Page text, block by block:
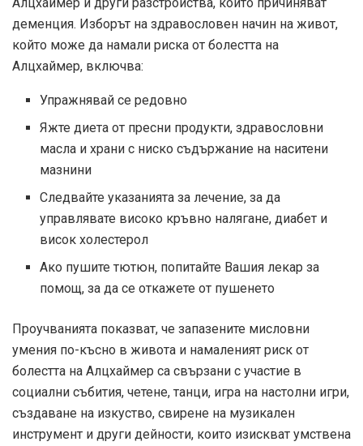
деменция. Изборът на здравословен начин на живот,
който може да намали риска от болестта на
Алцхаймер, включва:
Упражнявай се редовно
Яжте диета от пресни продукти, здравословни
масла и храни с ниско съдържание на наситени
мазнини
Следвайте указанията за лечение, за да
управлявате високо кръвно налягане, диабет и
висок холестерол
Ако пушите тютюн, попитайте Вашия лекар за
помощ, за да се откажете от пушенето
Проучванията показват, че запазените мисловни
умения по-късно в живота и намаленият риск от
болестта на Алцхаймер са свързани с участие в
социални събития, четене, танци, игра на настолни игри,
създаване на изкуство, свирене на музикален
инструмент и други дейности, които изискват умствена